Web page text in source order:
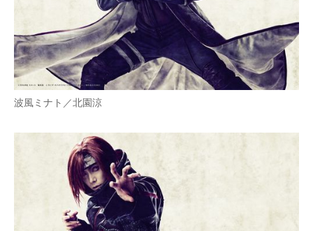
波風ミナト／北園涼